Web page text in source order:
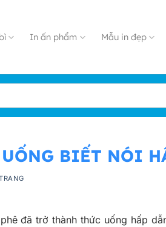
In ấn phẩm Mẫu in đẹp
UỐNG BIẾT NÓI
đã trở thành thức uống hấp